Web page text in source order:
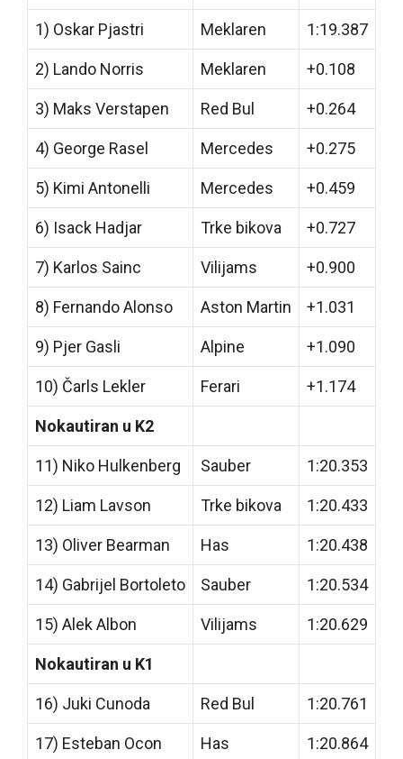
1) Oskar Pjastri Meklaren 1:19.387
2) Lando Norris Meklaren +0.108
3) Maks Verstapen Red Bul +0.264
4) George Rasel Mercedes +0.275
5) Kimi Antonelli Mercedes +0.459
6) Isack Hadjar Trke bikova +0.727
7) Karlos Sainc Vilijams +0.900
8) Fernando Alonso Aston Martin +1.031
9) Pjer Gasli Alpine +1.090
10) Čarls Lekler Ferari +1.174
Nokautiran u K2
11) Niko Hulkenberg Sauber 1:20.353
12) Liam Lavson Trke bikova 1:20.433
13) Oliver Bearman Has 1:20.438
14) Gabrijel Bortoleto Sauber 1:20.534
15) Alek Albon Vilijams 1:20.629
Nokautiran u K1
16) Juki Cunoda Red Bul 1:20.761
17) Esteban Ocon Has 1:20.864